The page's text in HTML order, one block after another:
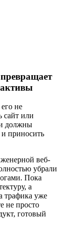
не
сайт или
должны
и приносить
веб-
убрали
Пока
а
трафика уже
не просто
готовый